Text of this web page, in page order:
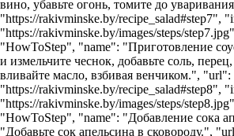
вино, убавьте огонь, томите до
"https://rakivminske.by/recipe_salad#step7",
"https://rakivminske.by/images/steps/
"HowToStep", "name": "Приготовление
и измельчите чеснок, добавьте соль,
вливайте масло, взбивая венчиком.", "url":
"https://rakivminske.by/recipe_salad#step8",
"https://rakivminske.by/images/steps/
"HowToStep", "name": "Добавление сока
"Добавьте сок апельсина в сковороду.",